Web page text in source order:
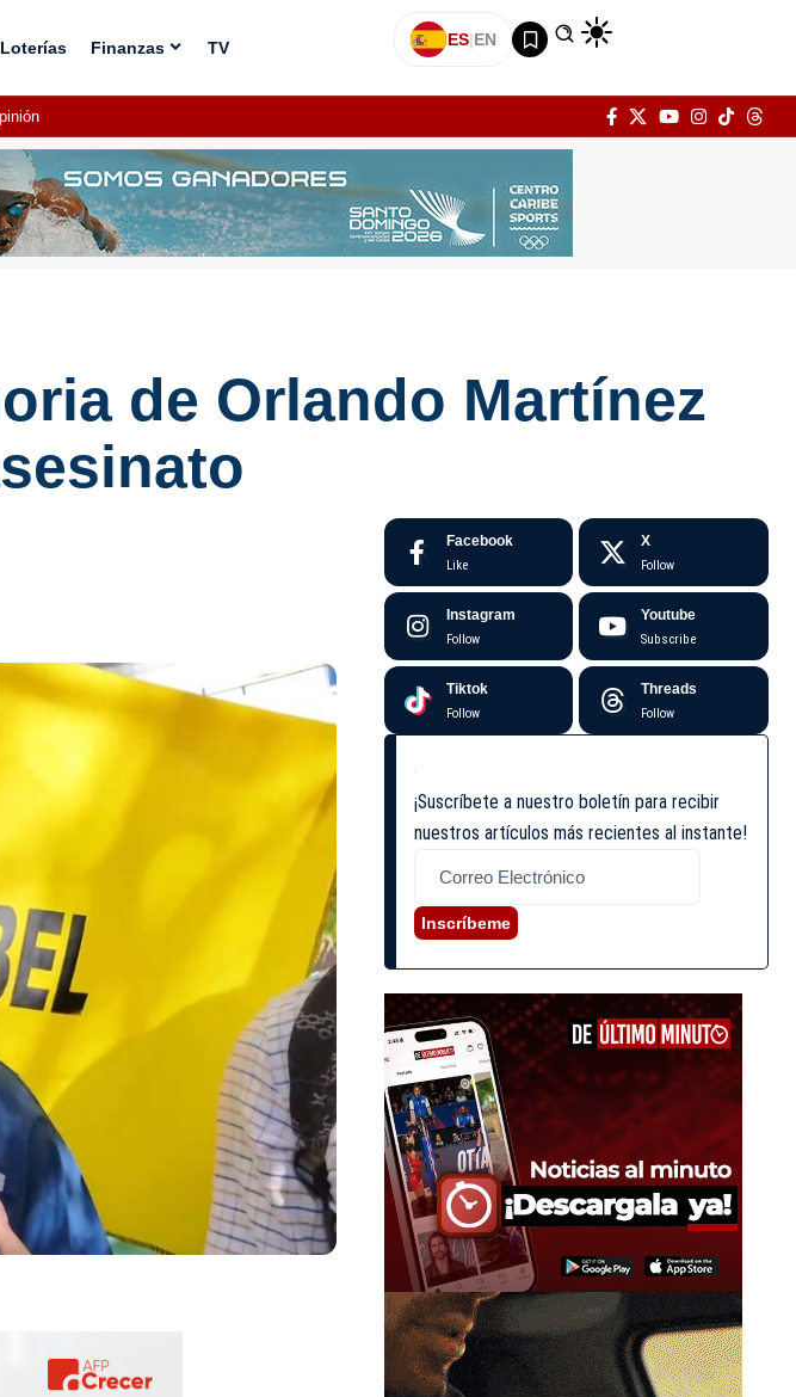
Loterías Finanzas TV ES|EN
de Orlando Martínez
Facebook
Like
X
Follow
Instagram
Follow
Youtube
Subscribe
Tiktok
Follow
Threads
Follow
¡Suscríbete a nuestro boletín para recibir
nuestros artículos más recientes al instante!
Inscríbeme